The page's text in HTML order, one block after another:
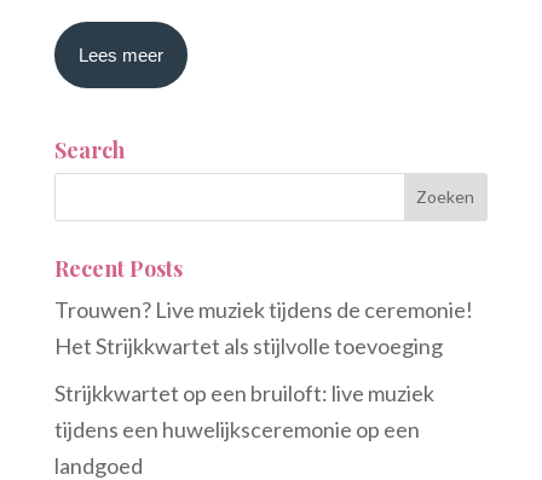
Lees meer
Search
Recent Posts
Trouwen? Live muziek tijdens de ceremonie!
Het Strijkkwartet als stijlvolle toevoeging
Strijkkwartet op een bruiloft: live muziek
tijdens een huwelijksceremonie op een
landgoed